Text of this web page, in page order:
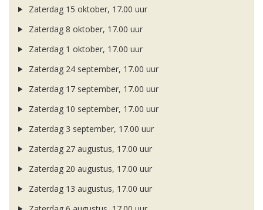
Zaterdag 15 oktober, 17.00 uur
Zaterdag 8 oktober, 17.00 uur
Zaterdag 1 oktober, 17.00 uur
Zaterdag 24 september, 17.00 uur
Zaterdag 17 september, 17.00 uur
Zaterdag 10 september, 17.00 uur
Zaterdag 3 september, 17.00 uur
Zaterdag 27 augustus, 17.00 uur
Zaterdag 20 augustus, 17.00 uur
Zaterdag 13 augustus, 17.00 uur